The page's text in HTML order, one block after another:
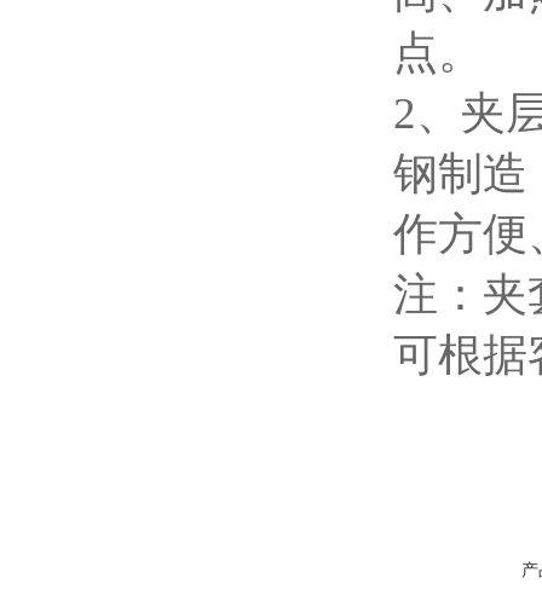
点。
2、夹
钢制造
作方便
注：夹
可根据